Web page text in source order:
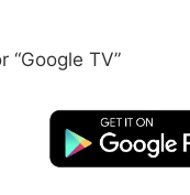
“Google TV”